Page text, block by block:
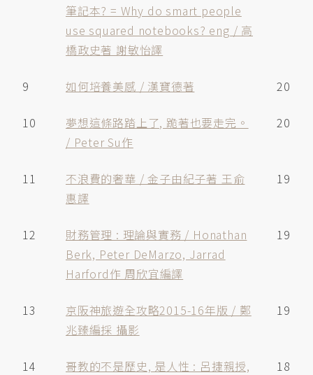
筆記本? = Why do smart people
use squared notebooks? eng / 高
橋政史著 謝敏怡譯
9 如何培養美感 / 漢寶德著 20
10
夢想這條路踏上了, 跪著也要走完。
/ Peter Su作
20
11
不浪費的奢華 / 金子由紀子著 王俞
惠譯
19
12
財務管理 : 理論與實務 / Honathan
Berk, Peter DeMarzo, Jarrad
Harford作 周欣宜編譯
19
13
京阪神旅遊全攻略2015-16年版 / 鄭
兆臻編採 攝影
19
14
哥教的不是歷史, 是人性 : 呂捷親授,
18